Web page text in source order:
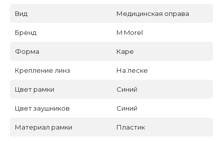
Вид Медицинская оправа
Бренд M Morel
Форма Каре
Крепление линз На леске
Цвет рамки Синий
Цвет заушников Синий
Материал рамки Пластик